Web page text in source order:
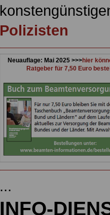
Polizisten
Neuauflage: Mai 2025 >>>hier
Ratgeber für 7,50 Euro
...
INFO-